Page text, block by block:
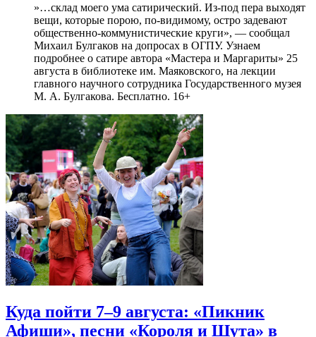
»…склад моего ума сатирический. Из-под пера выходят
вещи, которые порою, по-видимому, остро задевают
общественно-коммунистические круги», — сообщал
Михаил Булгаков на допросах в ОГПУ. Узнаем
подробнее о сатире автора «Мастера и Маргариты» 25
августа в библиотеке им. Маяковского, на лекции
главного научного сотрудника Государственного музея
М. А. Булгакова. Бесплатно. 16+
Куда пойти 7–9 августа: «Пикник
Афиши», песни «Короля и Шута» в